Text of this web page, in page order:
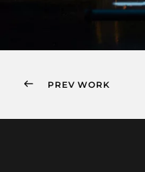
PREV WORK